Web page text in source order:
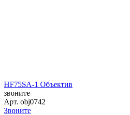
HF75SA-1 Объектив
звоните
Арт. obj0742
Звоните